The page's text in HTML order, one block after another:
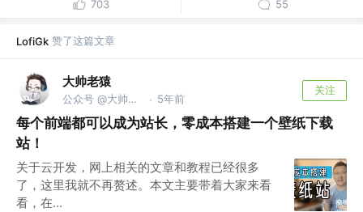
703 55
LofiGk 赞了这篇文章
大帅老猿
公众号 @大帅老猿 · 5年前
关注
每个前端都可以成为站长，零成本搭建一个壁纸下载
站！
关于云开发，网上相关的文章和教程已经很多
了，这里我就不再赘述。本文主要带着大家来看
看，在...